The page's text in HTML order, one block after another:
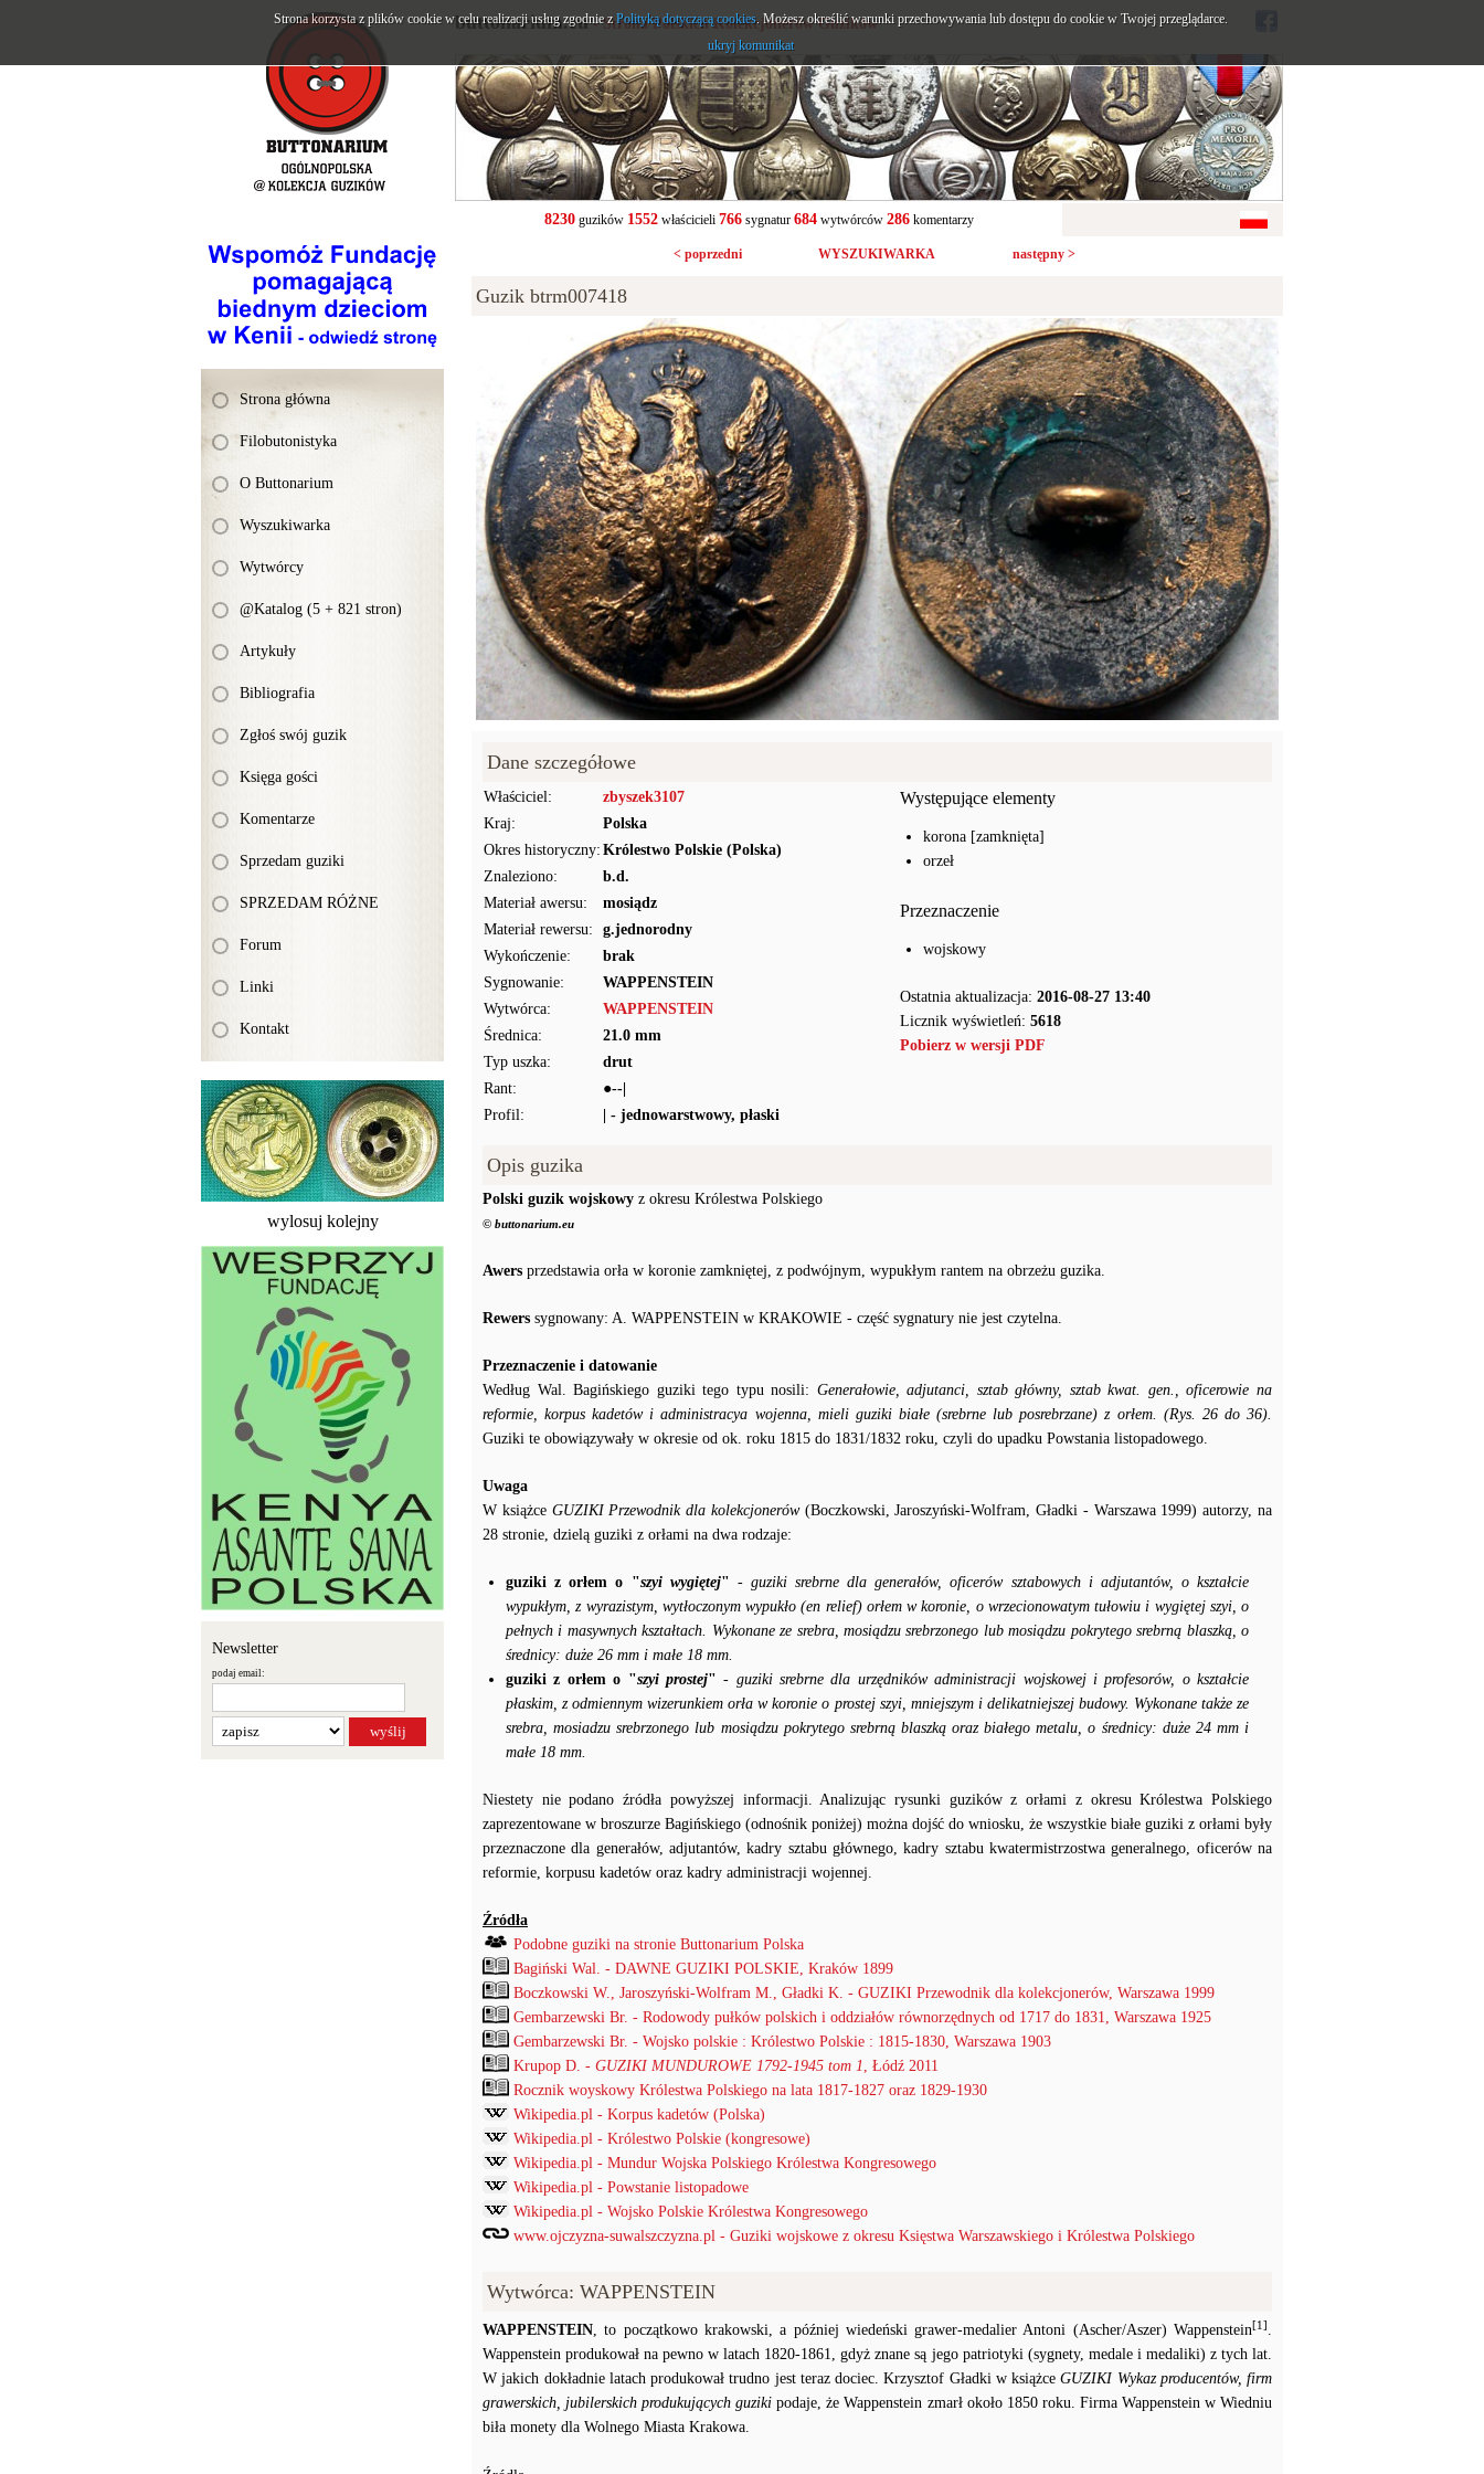
Strona główna
Filobutonistyka
O Buttonarium
Wyszukiwarka
Wytwórcy
@Katalog (5 + 821 stron)
Artykuły
Bibliografia
Zgłoś swój guzik
Księga gości
Komentarze
Sprzedam guziki
SPRZEDAM RÓŻNE
Forum
Linki
Kontakt
wylosuj kolejny
Newsletter
podaj email:
buttonarium.eu- Strona Polskich Kolekcjonerów Guzików
8230guzików 1552właścicieli 766sygnatur 684wytwórców 286komentarzy
< poprzedni WYSZUKIWARKA następny >
Guzik btrm007418
Dane szczegółowe
Właściciel:
zbyszek3107
Kraj:
Polska
Okres historyczny: Królestwo Polskie (Polska)
Znaleziono:
b.d.
Materiał awersu:
mosiądz
Materiał rewersu:
g.jednorodny
Wykończenie:
brak
Sygnowanie:
WAPPENSTEIN
Wytwórca:
WAPPENSTEIN
Średnica:
21.0 mm
Typ uszka:
drut
Rant:
●--|
Profil:
| - jednowarstwowy, płaski
Występujące elementy
korona [zamknięta]
orzeł
Przeznaczenie
wojskowy
Ostatnia aktualizacja: 2016-08-27 13:40
Licznik wyświetleń: 5618
Pobierz w wersji PDF
Opis guzika
Polski guzik wojskowy z okresu Królestwa Polskiego
© buttonarium.eu
Awers przedstawia orła w koronie zamkniętej, z podwójnym, wypukłym rantem na obrzeżu guzika.
Rewers sygnowany: A. WAPPENSTEIN w KRAKOWIE - część sygnatury nie jest czytelna.
Przeznaczenie i datowanie
Według Wal. Bagińskiego guziki tego typu nosili: Generałowie, adjutanci, sztab główny, sztab kwat. gen., oficerowie na
reformie, korpus kadetów i administracya wojenna, mieli guziki białe (srebrne lub posrebrzane) z orłem. (Rys. 26 do 36).
Guziki te obowiązywały w okresie od ok. roku 1815 do 1831/1832 roku, czyli do upadku Powstania listopadowego.
Uwaga
W książce GUZIKI Przewodnik dla kolekcjonerów(Boczkowski, Jaroszyński-Wolfram, Gładki - Warszawa 1999) autorzy, na
28 stronie, dzielą guziki z orłami na dwa rodzaje:
guziki z orłem o "szyi wygiętej" - guziki srebrne dla generałów, oficerów sztabowych i adjutantów, o kształcie
wypukłym, z wyrazistym, wytłoczonym wypukło (en relief) orłem w koronie, o wrzecionowatym tułowiu i wygiętej szyi, o
pełnych i masywnych kształtach. Wykonane ze srebra, mosiądzu srebrzonego lub mosiądzu pokrytego srebrną blaszką, o
średnicy: duże 26 mm i małe 18 mm.
guziki z orłem o "szyi prostej" - guziki srebrne dla urzędników administracji wojskowej i profesorów, o kształcie
płaskim, z odmiennym wizerunkiem orła w koronie o prostej szyi, mniejszym i delikatniejszej budowy. Wykonane także ze
srebra, mosiadzu srebrzonego lub mosiądzu pokrytego srebrną blaszką oraz białego metalu, o średnicy: duże 24 mm i
małe 18 mm.
Niestety nie podano źródła powyższej informacji. Analizując rysunki guzików z orłami z okresu Królestwa Polskiego
zaprezentowane w broszurze Bagińskiego (odnośnik poniżej) można dojść do wniosku, że wszystkie białe guziki z orłami były
przeznaczone dla generałów, adjutantów, kadry sztabu głównego, kadry sztabu kwatermistrzostwa generalnego, oficerów na
reformie, korpusu kadetów oraz kadry administracji wojennej.
Źródła
Podobne guziki na stronie Buttonarium Polska
Bagiński Wal. - DAWNE GUZIKI POLSKIE, Kraków 1899
Boczkowski W., Jaroszyński-Wolfram M., Gładki K. - GUZIKI Przewodnik dla kolekcjonerów, Warszawa 1999
Gembarzewski Br. - Rodowody pułków polskich i oddziałów równorzędnych od 1717 do 1831, Warszawa 1925
Gembarzewski Br. - Wojsko polskie : Królestwo Polskie : 1815-1830, Warszawa 1903
Krupop D. - GUZIKI MUNDUROWE 1792-1945 tom 1, Łódź 2011
Rocznik woyskowy Królestwa Polskiego na lata 1817-1827 oraz 1829-1930
Wikipedia.pl - Korpus kadetów (Polska)
Wikipedia.pl - Królestwo Polskie (kongresowe)
Wikipedia.pl - Mundur Wojska Polskiego Królestwa Kongresowego
Wikipedia.pl - Powstanie listopadowe
Wikipedia.pl - Wojsko Polskie Królestwa Kongresowego
www.ojczyzna-suwalszczyzna.pl - Guziki wojskowe z okresu Księstwa Warszawskiego i Królestwa Polskiego
Wytwórca: WAPPENSTEIN
WAPPENSTEIN, to początkowo krakowski, a później wiedeński grawer-medalier Antoni (Ascher/Aszer) Wappenstein[1] .
Wappenstein produkował na pewno w latach 1820-1861, gdyż znane są jego patriotyki (sygnety, medale i medaliki) z tych lat.
W jakich dokładnie latach produkował trudno jest teraz dociec. Krzysztof Gładki w książceGUZIKI Wykaz producentów, firm
grawerskich, jubilerskich produkujących guziki podaje, że Wappenstein zmarł około 1850 roku. Firma Wappenstein w Wiedniu
biła monety dla Wolnego Miasta Krakowa.
Strona korzysta z plików cookie w celu realizacji usług zgodnie zPolityką dotyczącą cookies. Możesz określić warunki przechowywania lub dostępu do cookie w Twojej przeglądarce.
ukryj komunikat